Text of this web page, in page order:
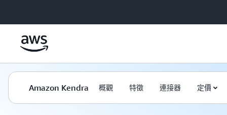
Amazon Kendra 概觀 特徵 連接器 定價